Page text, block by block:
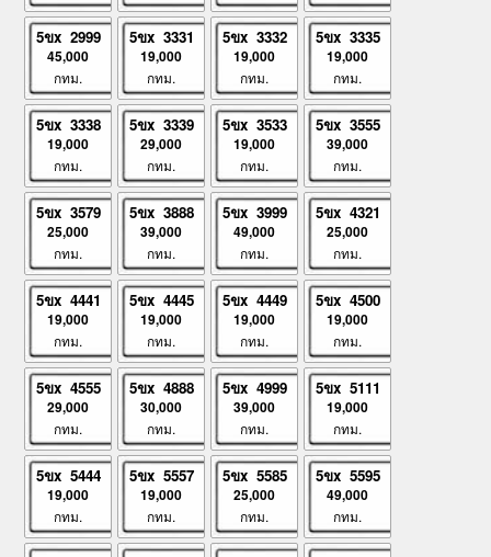
5ขx 2999
45,000
กทม.
5ขx 3331
19,000
กทม.
5ขx 3332
19,000
กทม.
5ขx 3335
19,000
กทม.
5ขx 3338
19,000
กทม.
5ขx 3339
29,000
กทม.
5ขx 3533
19,000
กทม.
5ขx 3555
39,000
กทม.
5ขx 3579
25,000
กทม.
5ขx 3888
39,000
กทม.
5ขx 3999
49,000
กทม.
5ขx 4321
25,000
กทม.
5ขx 4441
19,000
กทม.
5ขx 4445
19,000
กทม.
5ขx 4449
19,000
กทม.
5ขx 4500
19,000
กทม.
5ขx 4555
29,000
กทม.
5ขx 4888
30,000
กทม.
5ขx 4999
39,000
กทม.
5ขx 5111
19,000
กทม.
5ขx 5444
19,000
กทม.
5ขx 5557
19,000
กทม.
5ขx 5585
25,000
กทม.
5ขx 5595
49,000
กทม.